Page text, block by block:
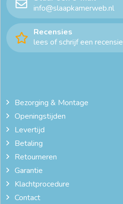
info@slaapkamerweb.nl
Recensies
lees of schrijf een recensie
Bezorging & Montage
Openingstijden
Levertijd
Betaling
Retourneren
Garantie
Klachtprocedure
Contact